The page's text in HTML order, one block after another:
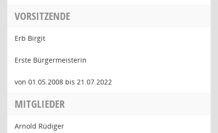
VORSITZENDE
Erb Birgit
Erste Bürgermeisterin
von 01.05.2008 bis 21.07.2022
MITGLIEDER
Arnold Rüdiger